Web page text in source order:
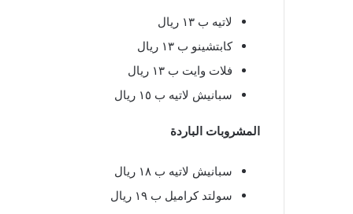
لاتيه ب ١٣ ريال
كابتشينو ب ١٣ ريال
فلات وايت ب ١٣ ريال
سبانيش لاتيه ب ١٥ ريال
المشروبات الباردة
سبانيش لاتيه ب ١٨ ريال
سولتد كراميل ب ١٩ ريال